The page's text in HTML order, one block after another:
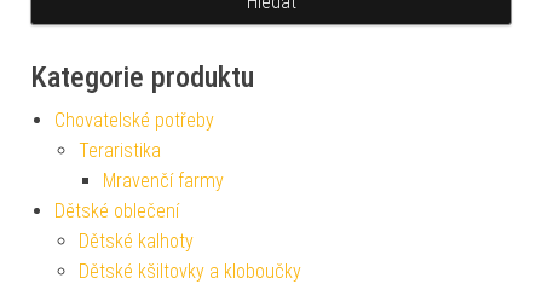
Kategorie produktu
Chovatelské potřeby
Teraristika
Mravenčí farmy
Dětské oblečení
Dětské kalhoty
Dětské kšiltovky a kloboučky